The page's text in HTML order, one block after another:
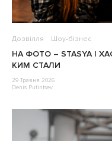
Дозвілля Шоу-бізнес
НА ФОТО – STASYA І
КИМ СТАЛИ
29 Травня 2026
Denis Putintsev